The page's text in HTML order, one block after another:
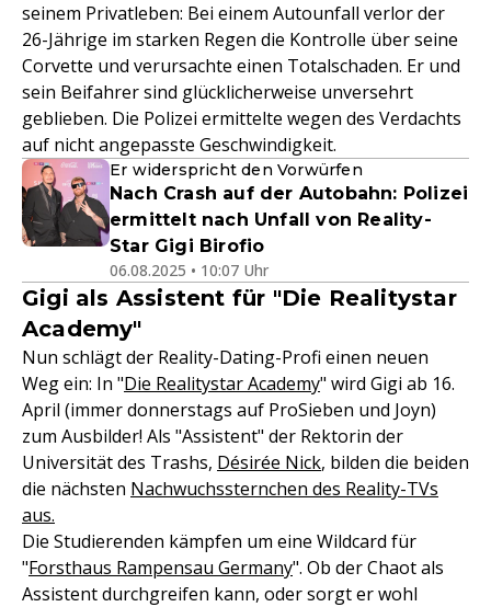
seinem Privatleben: Bei einem Autounfall verlor der
26-Jährige im starken Regen die Kontrolle über seine
Corvette und verursachte einen Totalschaden. Er und
sein Beifahrer sind glücklicherweise unversehrt
geblieben. Die Polizei ermittelte wegen des Verdachts
auf nicht angepasste Geschwindigkeit.
Er widerspricht den Vorwürfen
Nach Crash auf der Autobahn: Polizei
ermittelt nach Unfall von Reality-
Star Gigi Birofio
06.08.2025 • 10:07 Uhr
Gigi als Assistent für "Die Realitystar
Academy"
Nun schlägt der Reality-Dating-Profi einen neuen
Weg ein: In "Die Realitystar Academy" wird Gigi ab 16.
April (immer donnerstags auf ProSieben und Joyn)
zum Ausbilder! Als "Assistent" der Rektorin der
Universität des Trashs, Désirée Nick, bilden die beiden
die nächsten Nachwuchssternchen des Reality-TVs
aus.
Die Studierenden kämpfen um eine Wildcard für
"Forsthaus Rampensau Germany". Ob der Chaot als
Assistent durchgreifen kann, oder sorgt er wohl